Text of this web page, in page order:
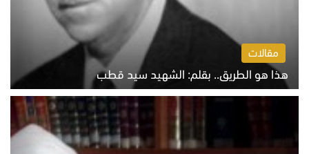
مقالات
هذا هو الطريق.. بقلم: الشهيد سيد قطب
الخميس 6 أغسطس 2026 10:52 ص